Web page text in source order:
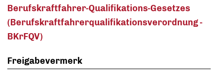
Berufskraftfahrer-Qualifikations-Gesetzes
(Berufskraftfahrerqualifikationsverordnung -
BKrFQV)
Freigabevermerk